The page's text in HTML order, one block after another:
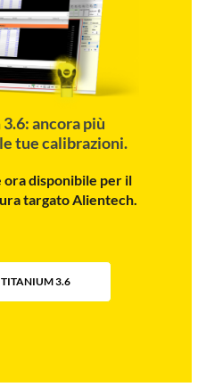
ancora più
tue calibrazioni.
ora disponibile per il
targato Alientech.
TITANIUM 3.6